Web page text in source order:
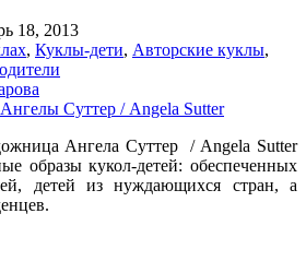
18, 2013
, Куклы-дети, Авторские куклы,
Ангела Суттер / Angela Sutter
образы кукол-детей: обеспеченных
детей из нуждающихся стран, а